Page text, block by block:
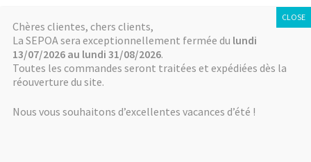
Aller
à
la
navigation
Aller
au
contenu
SÉPOA
Accueil
Accueil Livres
Chères clientes, chers clients,
La SEPOA sera exceptionnellement fermée du lundi
13/07/2026 au lundi 31/08/2026.
Toutes les commandes seront traitées et expédiées dès la
réouverture du site.
Nous vous souhaitons d’excellentes vacances d’été !